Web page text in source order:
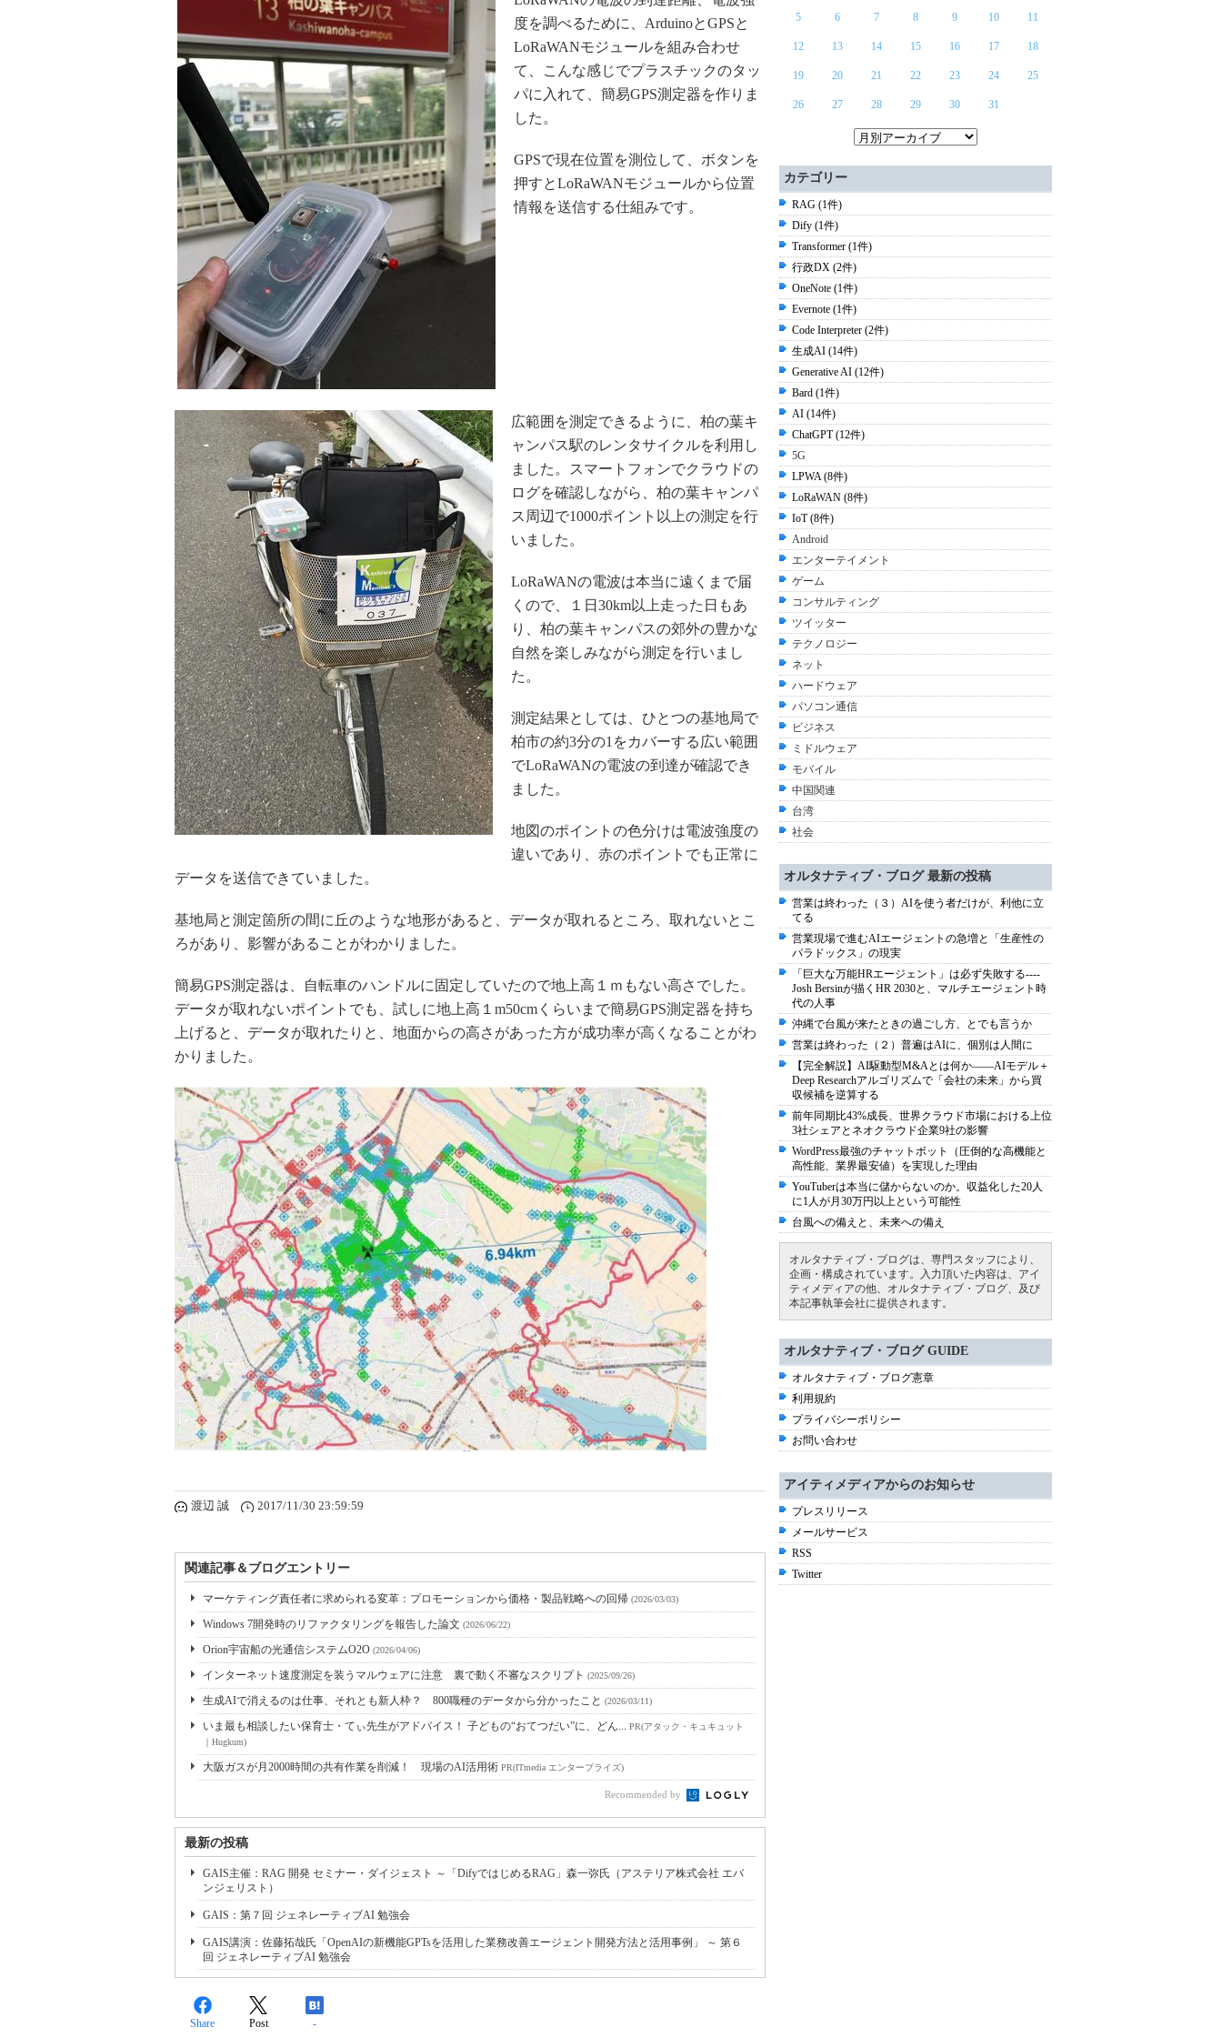
度を調べるために、ArduinoとGPSと
LoRaWANモジュールを組み合わせ
て、こんな感じでプラスチックのタッ
パに入れて、簡易GPS測定器を作りま
した。
GPSで現在位置を測位して、ボタンを
押すとLoRaWANモジュールから位置
情報を送信する仕組みです。
広範囲を測定できるように、柏の葉キ
ャンパス駅のレンタサイクルを利用し
ました。スマートフォンでクラウドの
ログを確認しながら、柏の葉キャンパ
ス周辺で1000ポイント以上の測定を行
いました。
LoRaWANの電波は本当に遠くまで届
くので、１日30km以上走った日もあ
り、柏の葉キャンパスの郊外の豊かな
自然を楽しみながら測定を行いまし
た。
測定結果としては、ひとつの基地局で
柏市の約3分の1をカバーする広い範囲
でLoRaWANの電波の到達が確認でき
ました。
地図のポイントの色分けは電波強度の
違いであり、赤のポイントでも正常に
データを送信できていました。
基地局と測定箇所の間に丘のような地形があると、データが取れるところ、取れないとこ
ろがあり、影響があることがわかりました。
簡易GPS測定器は、自転車のハンドルに固定していたので地上高１ｍもない高さでした。
データが取れないポイントでも、試しに地上高１m50cmくらいまで簡易GPS測定器を持ち
上げると、データが取れたりと、地面からの高さがあった方が成功率が高くなることがわ
かりました。
渡辺 誠 2017/11/30 23:59:59
関連記事＆ブログエントリー
マーケティング責任者に求められる変革：プロモーションから価格・製品戦略への回帰 (2026/03/03)
Windows 7開発時のリファクタリングを報告した論文 (2026/06/22)
Orion宇宙船の光通信システムO2O (2026/04/06)
インターネット速度測定を装うマルウェアに注意 裏で動く不審なスクリプト (2025/09/26)
生成AIで消えるのは仕事、それとも新人枠？ 800職種のデータから分かったこと (2026/03/11)
いま最も相談したい保育士・てぃ先生がアドバイス！ 子どもの“おてつだい”に、どん... PR(アタック・キュキュット
｜Hugkum)
大阪ガスが月2000時間の共有作業を削減！ 現場のAI活用術 PR(ITmedia エンタープライズ)
Recommended by
最新の投稿
GAIS主催：RAG 開発 セミナー・ダイジェスト ～「DifyではじめるRAG」森一弥氏（アステリア株式会社 エバ
ンジェリスト）
GAIS：第７回 ジェネレーティブAI 勉強会
GAIS講演：佐藤拓哉氏「OpenAIの新機能GPTsを活用した業務改善エージェント開発方法と活用事例」 ～ 第６
回 ジェネレーティブAI 勉強会
Share Post -
5 6 7 8 9 10 11
12 13 14 15 16 17 18
19 20 21 22 23 24 25
26 27 28 29 30 31
カテゴリー
RAG (1件)
Dify (1件)
Transformer (1件)
行政DX (2件)
OneNote (1件)
Evernote (1件)
Code Interpreter (2件)
生成AI (14件)
Generative AI (12件)
Bard (1件)
AI (14件)
ChatGPT (12件)
5G
LPWA (8件)
LoRaWAN (8件)
IoT (8件)
Android
エンターテイメント
ゲーム
コンサルティング
ツイッター
テクノロジー
ネット
ハードウェア
パソコン通信
ビジネス
ミドルウェア
モバイル
中国関連
台湾
社会
オルタナティブ・ブログ 最新の投稿
営業は終わった（３）AIを使う者だけが、利他に立
てる
営業現場で進むAIエージェントの急増と「生産性の
パラドックス」の現実
「巨大な万能HRエージェント」は必ず失敗する----
Josh Bersinが描くHR 2030と、マルチエージェント時
代の人事
沖縄で台風が来たときの過ごし方、とでも言うか
営業は終わった（２）普遍はAIに、個別は人間に
【完全解説】AI駆動型M&Aとは何か――AIモデル＋
Deep Researchアルゴリズムで「会社の未来」から買
収候補を逆算する
前年同期比43%成長、世界クラウド市場における上位
3社シェアとネオクラウド企業9社の影響
WordPress最強のチャットボット（圧倒的な高機能と
高性能、業界最安値）を実現した理由
YouTuberは本当に儲からないのか。収益化した20人
に1人が月30万円以上という可能性
台風への備えと、未来への備え
オルタナティブ・ブログは、専門スタッフにより、
企画・構成されています。入力頂いた内容は、アイ
ティメディアの他、オルタナティブ・ブログ、及び
本記事執筆会社に提供されます。
オルタナティブ・ブログ GUIDE
オルタナティブ・ブログ憲章
利用規約
プライバシーポリシー
お問い合わせ
アイティメディアからのお知らせ
プレスリリース
メールサービス
RSS
Twitter